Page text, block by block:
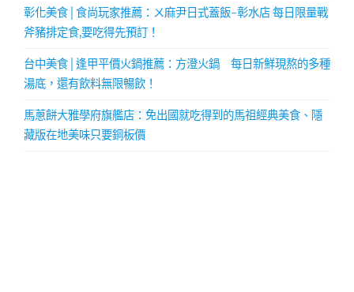
彰化美食│食尚玩家推薦：ㄨ麻尹日式蓋飯-彰水店 每日限量戰
斧豬排定食,要吃得先預訂！
台中美食│逢甲平價火鍋推薦：方澄火鍋 每日新鮮現熬的多種
湯底，還有飲料無限暢飲！
馬蔥餅大雅學府旗艦店：免出國就吃得到的馬祖經典美食、隱
藏版在地美味只要銅板價